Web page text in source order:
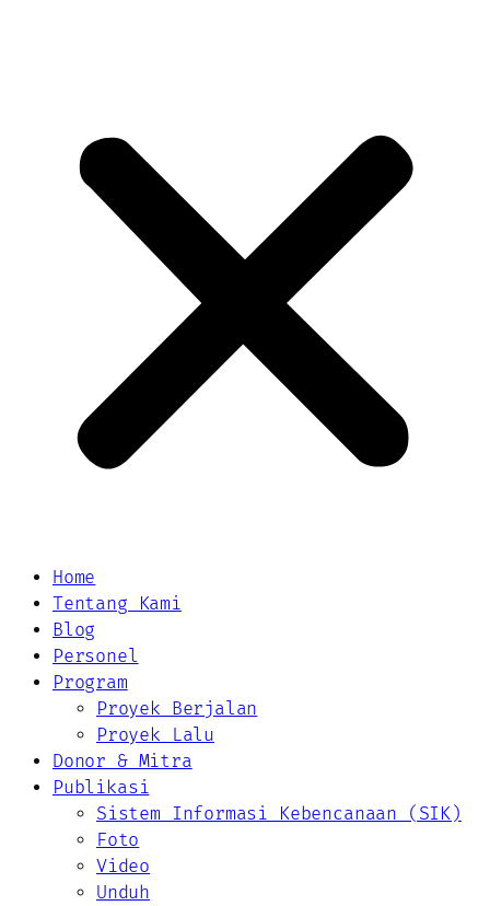
Home
Tentang Kami
Blog
Personel
Program
Proyek Berjalan
Proyek Lalu
Donor & Mitra
Publikasi
Sistem Informasi Kebencanaan (SIK)
Foto
Video
Unduh